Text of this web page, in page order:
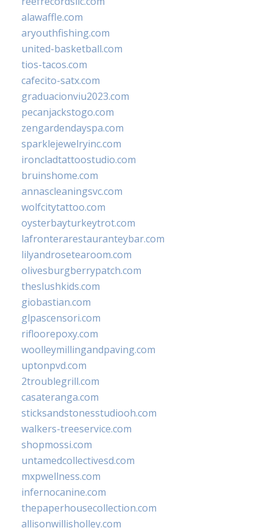
alawaffle.com
aryouthfishing.com
united-basketball.com
tios-tacos.com
cafecito-satx.com
graduacionviu2023.com
pecanjackstogo.com
zengardendayspa.com
sparklejewelryinc.com
ironcladtattoostudio.com
bruinshome.com
annascleaningsvc.com
wolfcitytattoo.com
oysterbayturkeytrot.com
lafronterarestauranteybar.com
lilyandrosetearoom.com
olivesburgberrypatch.com
theslushkids.com
giobastian.com
glpascensori.com
rifloorepoxy.com
woolleymillingandpaving.com
uptonpvd.com
2troublegrill.com
casateranga.com
sticksandstonesstudiooh.com
walkers-treeservice.com
shopmossi.com
untamedcollectivesd.com
mxpwellness.com
infernocanine.com
thepaperhousecollection.com
allisonwillisholley.com